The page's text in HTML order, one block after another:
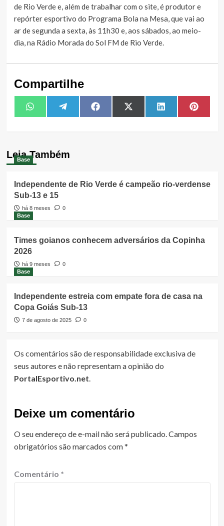
de Rio Verde e, além de trabalhar com o site, é produtor e
repórter esportivo do Programa Bola na Mesa, que vai ao
ar de segunda a sexta, às 11h30 e, aos sábados, ao meio-
dia, na Rádio Morada do Sol FM de Rio Verde.
Compartilhe
Share
on
WhatsAppShare
on
TelegramShare
on
FacebookShare
on
X
(Twitter)
Share
on
LinkedIn Share
on
Leia Também
Base
Independente de Rio Verde é campeão rio-verdense
Sub-13 e 15
há 8 meses
0
Base
Times goianos conhecem adversários da Copinha
2026
há 9 meses
0
Base
Independente estreia com empate fora de casa na
Copa Goiás Sub-13
7 de agosto de 2025 0
Os comentários são de responsabilidade exclusiva de
seus autores e não representam a opinião do
PortalEsportivo.net.
Deixe um comentário
O seu endereço de e-mail não será publicado.Campos
obrigatórios são marcados com*
Comentário *